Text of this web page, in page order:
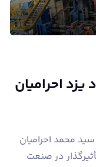
احرامیان
محمد احرامیان
در صنعت